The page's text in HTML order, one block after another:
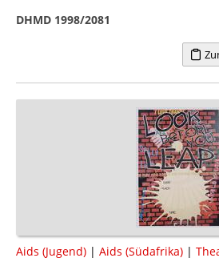
DHMD 1998/2081
Aids (Jugend) | Aids (Südafrika) |